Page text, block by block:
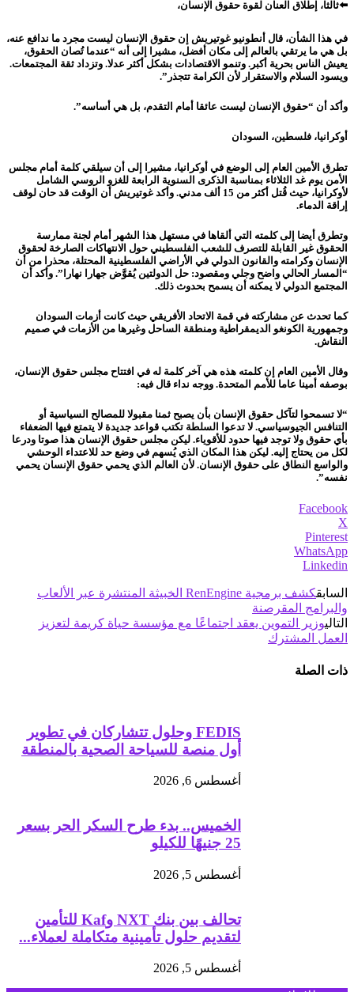
⬅️ثالثا، إطلاق العنان لقوة حقوق الإنسان،
في هذا الشأن، قال أنطونيو غوتيريش إن حقوق الإنسان ليست مجرد ما ندافع عنه،
بل هي ما يرتقي بالعالم إلى مكان أفضل، مشيرا إلى أنه “عندما تُصان الحقوق،
يعيش الناس بحرية أكبر. وتنمو الاقتصادات بشكل أكثر عدلا. وتزداد ثقة المجتمعات.
ويسود السلام والاستقرار لأن الكرامة تتجذر”.
وأكد أن “حقوق الإنسان ليست عائقا أمام التقدم، بل هي أساسه”.
أوكرانيا، فلسطين، السودان
تطرق الأمين العام إلى الوضع في أوكرانيا، مشيرا إلى أن سيلقي كلمة أمام مجلس
الأمن يوم غد الثلاثاء بمناسبة الذكرى السنوية الرابعة للغزو الروسي الشامل
لأوكرانيا، حيث قُتل أكثر من 15 ألف مدني. وأكد غوتيريش أن الوقت قد حان لوقف
إراقة الدماء.
وتطرق أيضا إلى كلمته التي ألقاها في مستهل هذا الشهر أمام لجنة ممارسة
الحقوق غير القابلة للتصرف للشعب الفلسطيني حول الانتهاكات الصارخة لحقوق
الإنسان وكرامته والقانون الدولي في الأراضي الفلسطينية المحتلة، محذرا من أن
“المسار الحالي واضح وجلي ومقصود: حل الدولتين يُقوَّض جهارا نهارا”. وأكد أن
المجتمع الدولي لا يمكنه أن يسمح بحدوث ذلك.
كما تحدث عن مشاركته في قمة الاتحاد الأفريقي حيث كانت أزمات السودان
وجمهورية الكونغو الديمقراطية ومنطقة الساحل وغيرها من الأزمات في صميم
النقاش.
وقال الأمين العام إن كلمته هذه هي آخر كلمة له في افتتاح مجلس حقوق الإنسان،
بوصفه أمينا عاما للأمم المتحدة. ووجه نداء قال فيه:
“لا تسمحوا لتآكل حقوق الإنسان بأن يصبح ثمنا مقبولا للمصالح السياسية أو
التنافس الجيوسياسي. لا تدعوا السلطة تكتب قواعد جديدة لا يتمتع فيها الضعفاء
بأي حقوق ولا توجد فيها حدود للأقوياء. ليكن مجلس حقوق الإنسان هذا صوتا ودرعا
لكل من يحتاج إليه. ليكن هذا المكان الذي يُسهم في وضع حد للاعتداء الوحشي
والواسع النطاق على حقوق الإنسان. لأن العالم الذي يحمي حقوق الإنسان يحمي
نفسه”.
Facebook
X
Pinterest
WhatsApp
Linkedin
السابق
كشف برمجية RenEngine الخبيثة المنتشرة عبر الألعاب
والبرامج المقرصنة
التاليوزير التموين يعقد اجتماعًا مع مؤسسة حياة كريمة لتعزيز
العمل المشترك
ذات الصلة
FEDIS وحلول تتشاركان في تطوير
أول منصة للسياحة الصحية بالمنطقة
أغسطس 6, 2026
الخميس.. بدء طرح السكر الحر بسعر
25 جنيهًا للكيلو
أغسطس 5, 2026
تحالف بين بنك NXT وKaf للتأمين
لتقديم حلول تأمينية متكاملة لعملاء...
أغسطس 5, 2026